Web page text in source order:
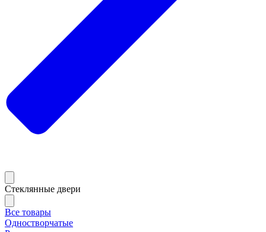
Стеклянные двери
Все товары
Одностворчатые